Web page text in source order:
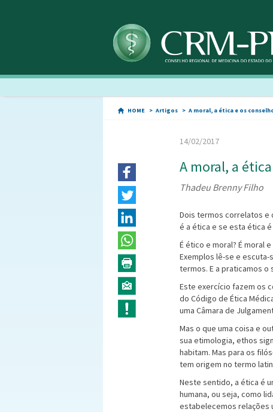
HOME Artigos A moral, a ética e os
14/02/2017
A moral, a
Thadeu Brenny Filho
Dois termos correlatos e
é a ética e se esta ética
É ético e moral? É moral
Exemplos lê-se e
termos. E a praticamos o
Este exercício fazem os
do Código de Ética
uma Câmara de
Mas o que uma coisa e
sua etimologia, ethos
habitam. Mas para os
tem origem no termo
Neste sentido, a ética é
humana, ou seja, como
estabelecemos relações